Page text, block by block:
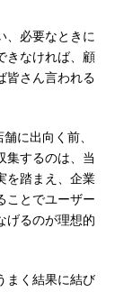
、必要なときに
きなければ、顧
皆さん言われる
に出向く前、
集するのは、当
を踏まえ、企業
ことでユーザー
げるのが理想的
まく結果に結び